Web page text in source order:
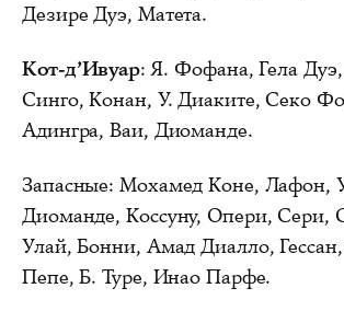
Дезире Дуэ, Матета.
Кот-д’Ивуар: Я. Фофана, Гела Дуэ,
Синго, Конан, У. Диаките, Секо
Адингра, Ваи, Диоманде.
Запасные: Мохамед Коне, Лафон,
Диоманде, Коссуну, Опери, Сери,
Улай, Бонни, Амад Диалло, Гессан,
Пепе, Б. Туре, Инао Парфе.